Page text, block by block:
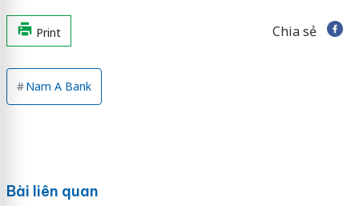
Print Chia sẻ
Nam A Bank
Bài liên quan